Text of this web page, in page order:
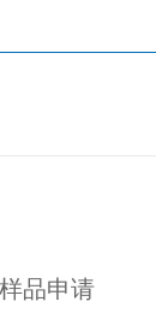
样品申请